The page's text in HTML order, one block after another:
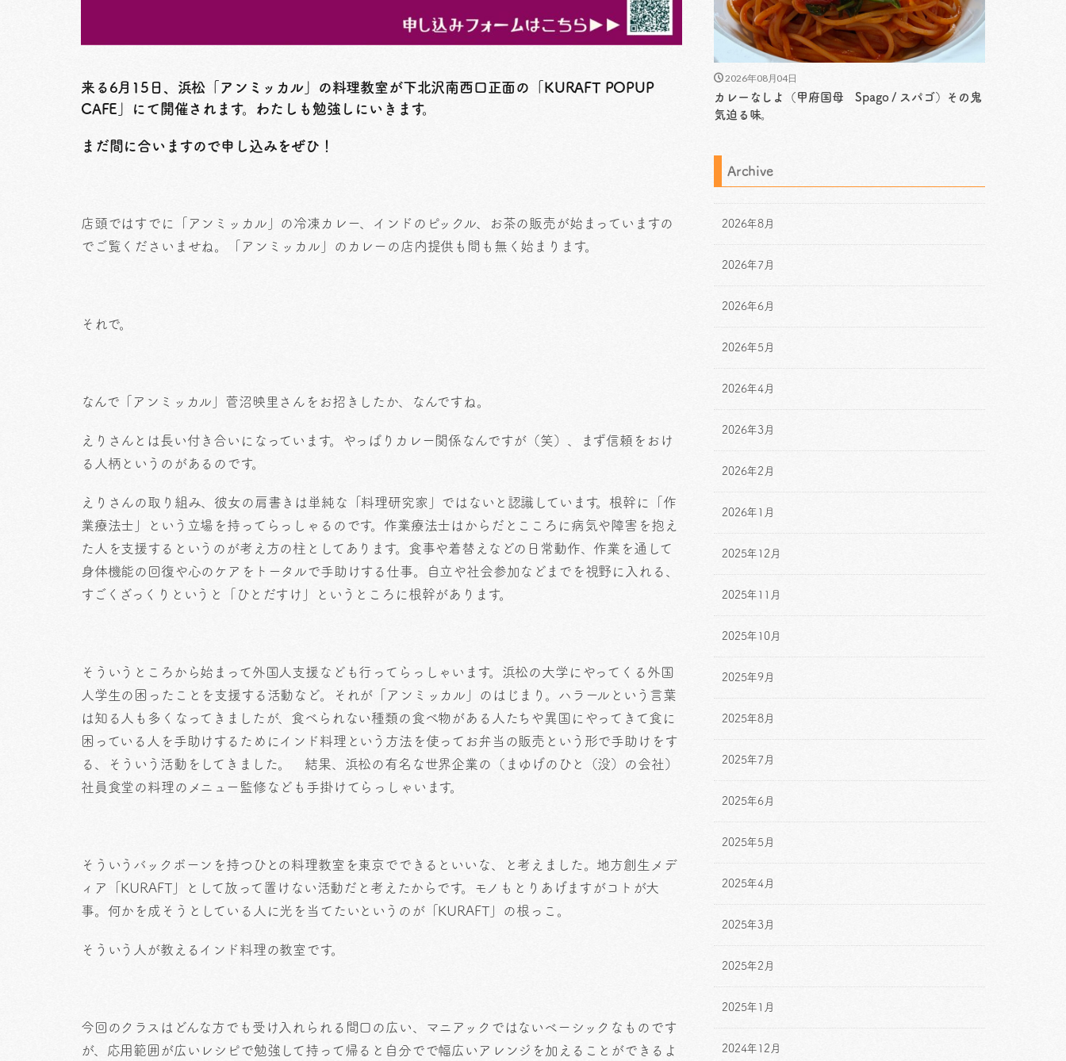
来る6月15日、浜松「アンミッカル」の料理教室が下北沢南西口正面の「KURAFT POPUP
CAFE」にて開催されます。わたしも勉強しにいきます。
まだ間に合いますので申し込みをぜひ！
店頭ではすでに「アンミッカル」の冷凍カレー、インドのピックル、お茶の販売が始まっていますの
でご覧くださいませね。「アンミッカル」のカレーの店内提供も間も無く始まります。
それで。
なんで「アンミッカル」菅沼映里さんをお招きしたか、なんですね。
えりさんとは長い付き合いになっています。やっぱりカレー関係なんですが（笑）、まず信頼をおけ
る人柄というのがあるのです。
えりさんの取り組み、彼女の肩書きは単純な「料理研究家」ではないと認識しています。根幹に「作
業療法士」という立場を持ってらっしゃるのです。作業療法士はからだとこころに病気や障害を抱え
た人を支援するというのが考え方の柱としてあります。食事や着替えなどの日常動作、作業を通して
身体機能の回復や心のケアをトータルで手助けする仕事。自立や社会参加などまでを視野に入れる、
すごくざっくりというと「ひとだすけ」というところに根幹があります。
そういうところから始まって外国人支援なども行ってらっしゃいます。浜松の大学にやってくる外国
人学生の困ったことを支援する活動など。それが「アンミッカル」のはじまり。ハラールという言葉
は知る人も多くなってきましたが、食べられない種類の食べ物がある人たちや異国にやってきて食に
困っている人を手助けするためにインド料理という方法を使ってお弁当の販売という形で手助けをす
る、そういう活動をしてきました。 結果、浜松の有名な世界企業の（まゆげのひと（没）の会社）
社員食堂の料理のメニュー監修なども手掛けてらっしゃいます。
そういうバックボーンを持つひとの料理教室を東京でできるといいな、と考えました。地方創生メデ
ィア「KURAFT」として放って置けない活動だと考えたからです。モノもとりあげますがコトが大
事。何かを成そうとしている人に光を当てたいというのが「KURAFT」の根っこ。
そういう人が教えるインド料理の教室です。
今回のクラスはどんな方でも受け入れられる間口の広い、マニアックではないベーシックなものです
が、応用範囲が広いレシピで勉強して持って帰ると自分でで幅広いアレンジを加えることができるよ
2026年08月04日
カレーなしよ（甲府国母 Spago / スパゴ）その鬼
気迫る味。
Archive
2026年8月
2026年7月
2026年6月
2026年5月
2026年4月
2026年3月
2026年2月
2026年1月
2025年12月
2025年11月
2025年10月
2025年9月
2025年8月
2025年7月
2025年6月
2025年5月
2025年4月
2025年3月
2025年2月
2025年1月
2024年12月